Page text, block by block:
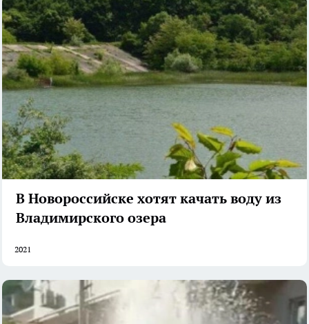
В Новороссийске хотят качать воду из
Владимирского озера
2021